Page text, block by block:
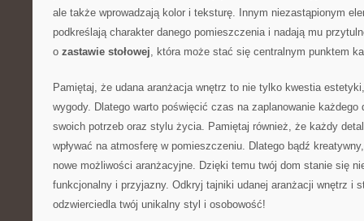
ale także wprowadzają ‍kolor i teksturę. Innym niezastąpionym
podkreślają charakter‌ danego pomieszczenia i ​nadają mu
o zastawie stołowej,⁣ która ‌może stać się centralnym⁢ punktem
Pamiętaj, że ‍udana aranżacja wnętrz to nie tylko kwestia
wygody. Dlatego warto poświęcić czas⁤ na ‌zaplanowanie każdego
swoich potrzeb⁣ oraz stylu życia. Pamiętaj ​również,⁢ że każdy‍
wpływać na atmosferę w ‌pomieszczeniu. Dlatego bądź‍
nowe możliwości ‍aranżacyjne. Dzięki temu twój dom stanie się‍
funkcjonalny i przyjazny. Odkryj tajniki udanej aranżacji wnętrz i
odzwierciedla⁤ twój unikalny styl i osobowość!